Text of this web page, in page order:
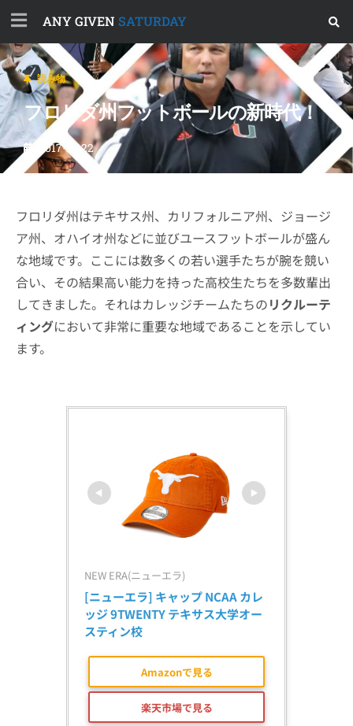
ANY GIVEN SATURDAY
読み物
フロリダ州フットボールの新時代！
2017-12-22
フロリダ州はテキサス州、カリフォルニア州、ジョージ
ア州、オハイオ州などに並びユースフットボールが盛ん
な地域です。ここには数多くの若い選手たちが腕を競い
合い、その結果高い能力を持った高校生たちを多数輩出
してきました。それはカレッジチームたちのリクルーテ
ィングにおいて非常に重要な地域であることを示してい
ます。
NEW ERA(ニューエラ)
[ニューエラ] キャップ NCAA カレ
ッジ 9TWENTY テキサス大学オー
スティン校
Amazonで見る
楽天市場で見る